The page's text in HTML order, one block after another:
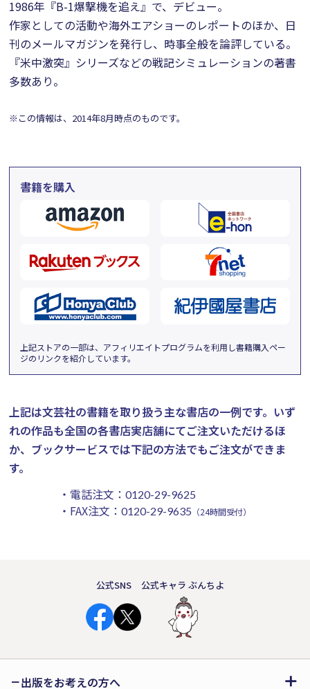
1986年『B-1爆撃機を追え』で、デビュー。
作家としての活動や海外エアショーのレポートのほか、日
刊のメールマガジンを発行し、時事全般を論評している。
『米中激突』シリーズなどの戦記シミュレーションの著書
多数あり。
※この情報は、2014年8月時点のものです。
書籍を購入
上記ストアの一部は、アフィリエイトプログラムを利用し書籍購入ペー
ジのリンクを紹介しています。
上記は文芸社の書籍を取り扱う主な書店の一例です。 いず
れの作品も全国の各書店実店舗にてご注文いただけるほ
か、ブックサービスでは下記の方法でもご注文ができま
す。
・電話注文： 0120-29-9625
・FAX注文： 0120-29-9635 （24時間受付）
公式SNS 公式キャラ ぶんちよ
出版をお考えの方へ